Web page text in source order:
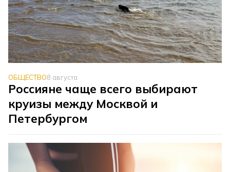
ОБЩЕСТВО8 августа
Россияне чаще всего выбирают
круизы между Москвой и
Петербургом